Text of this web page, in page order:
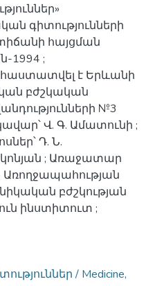
գիտությունների
հայցման
1994 ;
է Երևանի
բժշկական
№3
Վ. Գ. Ամատունի ;
Դ. Ն.
; Առաջատար
Առողջապահության
բժշկության
ինստիտուտ ;
/ Medicine,